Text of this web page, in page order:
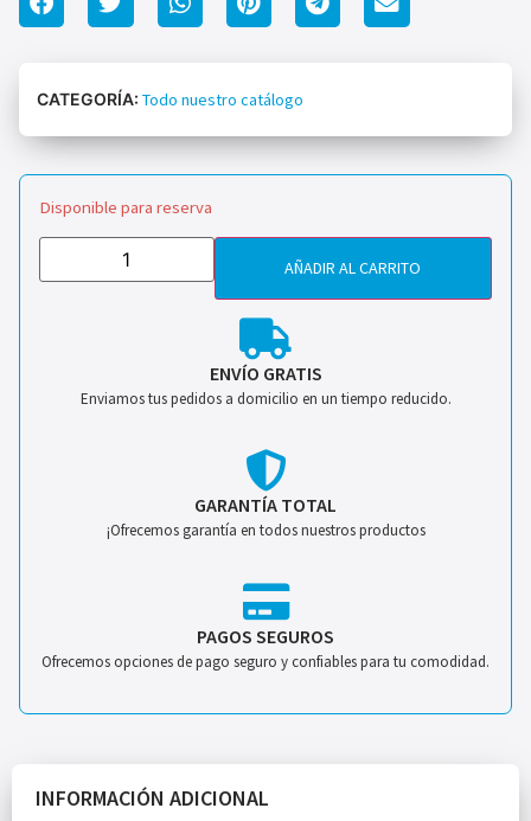
CATEGORÍA: Todo nuestro catálogo
Disponible para reserva
AÑADIR AL CARRITO
ENVÍO GRATIS
Enviamos tus pedidos a domicilio en un tiempo reducido.
GARANTÍA TOTAL
¡Ofrecemos garantía en todos nuestros productos
PAGOS SEGUROS
Ofrecemos opciones de pago seguro y confiables para tu comodidad.
INFORMACIÓN ADICIONAL